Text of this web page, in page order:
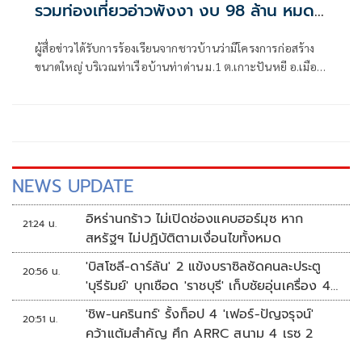
รวมท่องเที่ยวอ่าวพังงา งบ 98 ล้าน หมด
สัญญาแต่เสร็จแค่ 51%
ผู้สื่อข่าวได้รับการร้องเรียนจากชาวบ้านว่ามีโครงการก่อสร้าง
ขนาดใหญ่ บริเวณท่าเรือบ้านท่าด่าน ม.1 ต.เกาะปันหยี อ.เมือง
NEWS UPDATE
21:24 น.
อิหร่านกร้าว ไม่เปิดช่องแคบฮอร์มุซ หาก
สหรัฐฯ ไม่ปฏิบัติตามเงื่อนไขทั้งหมด
20:56 น.
'บิสโซลี-ดาร์ลัน' 2 แข้งบราซิลซัดคนละประตู
'บุรีรัมย์' บุกเชือด 'ราชบุรี' เก็บชัยอุ่นเครื่อง 4
นัดรวด
20:51 น.
'ชิพ-นครินทร์' รั้งท็อป 4 'เฟอร์-ปัญจรุจน์'
คว้าแต้มสำคัญ ศึก ARRC สนาม 4 เรซ 2